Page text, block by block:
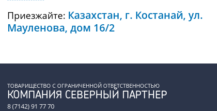
Приезжайте: Казахстан, г. Костанай, ул.
Мауленова, дом 16/2
ТОВАРИЩЕСТВО С ОГРАНИЧЕННОЙ ОТВЕТСТВЕННОСТЬЮ
КОМПАНИЯ СЕВЕРНЫЙ ПАРТНЕР
8 (7142) 91 77 70